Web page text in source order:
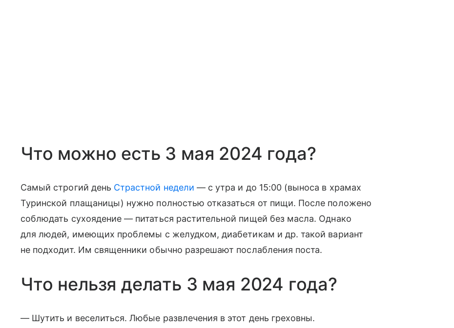
Что можно есть 3 мая 2024 года?
Самый строгий день Страстной недели — с утра и до 15:00 (выноса в храмах
Туринской плащаницы) нужно полностью отказаться от пищи. После положено
соблюдать сухоядение — питаться растительной пищей без масла. Однако
для людей, имеющих проблемы с желудком, диабетикам и др. такой вариант
не подходит. Им священники обычно разрешают послабления поста.
Что нельзя делать 3 мая 2024 года?
— Шутить и веселиться. Любые развлечения в этот день греховны.